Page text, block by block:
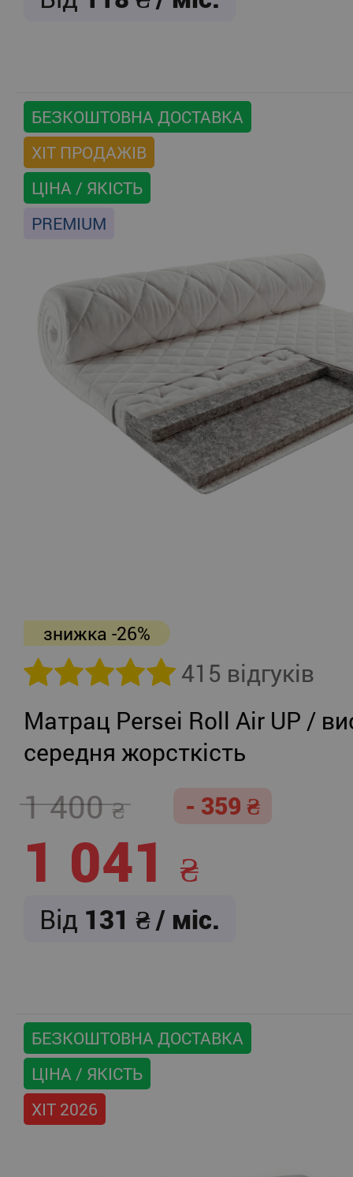
БЕЗКОШТОВНА ДОСТАВКА
ХІТ ПРОДАЖІВ
ЦІНА / ЯКІСТЬ
PREMIUM
знижка -26%
415 відгуків
Матрац Persei Roll Air UP /
середня жорсткість
1 400 - 359
1 041
Від 131 / міс.
БЕЗКОШТОВНА ДОСТАВКА
ЦІНА / ЯКІСТЬ
ХІТ 2026